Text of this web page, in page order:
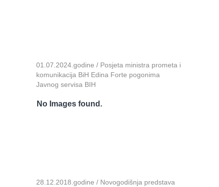
01.07.2024.godine / Posjeta ministra prometa i
komunikacija BiH Edina Forte pogonima
Javnog servisa BIH
No Images found.
28.12.2018.godine / Novogodišnja predstava